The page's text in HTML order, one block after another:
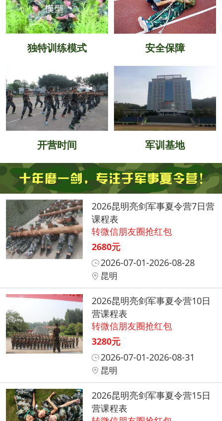
独特训练模式 安全保障
开营时间 军训基地
2026昆明亮剑军事夏令营7日营
课程表
转微信朋友圈抢红包
2680元
2026-07-01-2026-08-28
昆明
2026昆明亮剑军事夏令营10日
营课程表
转微信朋友圈抢红包
3280元
2026-07-01-2026-08-31
昆明
2026昆明亮剑军事夏令营15日
营课程表